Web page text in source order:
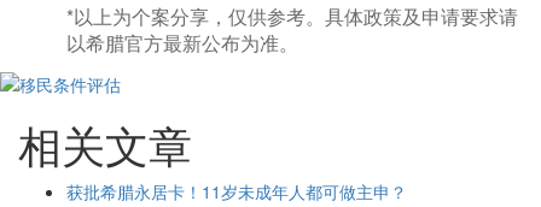
*以上为个案分享，仅供参考。具体政策及申请要求请
以希腊官方最新公布为准。
相关文章
获批希腊永居卡！11岁未成年人都可做主申？